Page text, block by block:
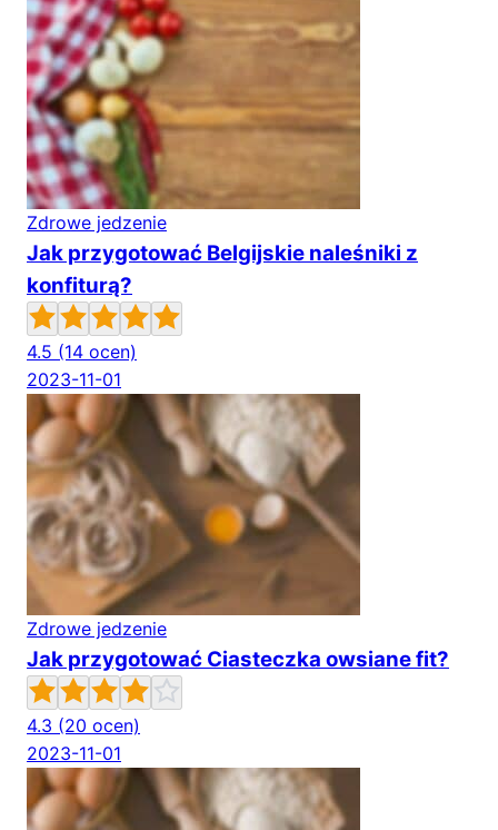
Zdrowe jedzenie
Jak przygotować Belgijskie naleśniki z
konfiturą?
4.5 (14 ocen)
2023-11-01
Zdrowe jedzenie
Jak przygotować Ciasteczka owsiane fit?
4.3 (20 ocen)
2023-11-01